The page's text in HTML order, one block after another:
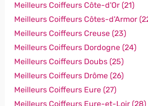
Meilleurs Coiffeurs Côte-d'Or (21)
Meilleurs Coiffeurs Côtes-d'Armor
Meilleurs Coiffeurs Creuse (23)
Meilleurs Coiffeurs Dordogne (24)
Meilleurs Coiffeurs Doubs (25)
Meilleurs Coiffeurs Drôme (26)
Meilleurs Coiffeurs Eure (27)
Meilleurs Coiffeurs Eure-et-Loir (28)